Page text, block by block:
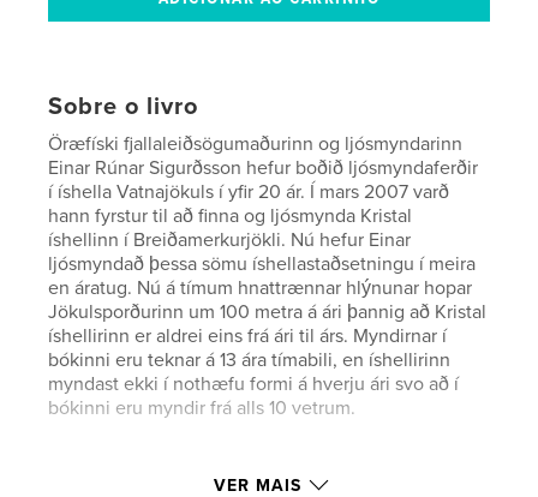
Sobre o livro
Öræfíski fjallaleiðsögumaðurinn og ljósmyndarinn
Einar Rúnar Sigurðsson hefur boðið ljósmyndaferðir
í íshella Vatnajökuls í yfir 20 ár. Í mars 2007 varð
hann fyrstur til að finna og ljósmynda Kristal
íshellinn í Breiðamerkurjökli. Nú hefur Einar
ljósmyndað þessa sömu íshellastaðsetningu í meira
en áratug. Nú á tímum hnattrænnar hlýnunar hopar
Jökulsporðurinn um 100 metra á ári þannig að Kristal
íshellirinn er aldrei eins frá ári til árs. Myndirnar í
bókinni eru teknar á 13 ára tímabili, en íshellirinn
myndast ekki í nothæfu formi á hverju ári svo að í
bókinni eru myndir frá alls 10 vetrum.
VER MAIS